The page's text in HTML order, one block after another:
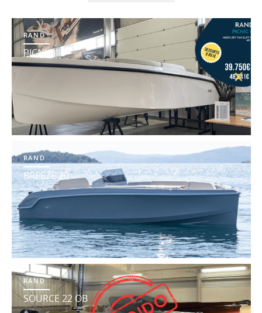
RAND
PICNIC 18
RAND
BREEZE 20
RAND
SOURCE 22 OB